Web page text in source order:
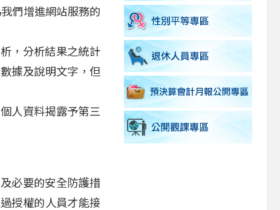
們增進網站服務的
，分析結果之統計
據及說明文字，但
人資料揭露予第三
必要的安全防護措
授權的人員才能接